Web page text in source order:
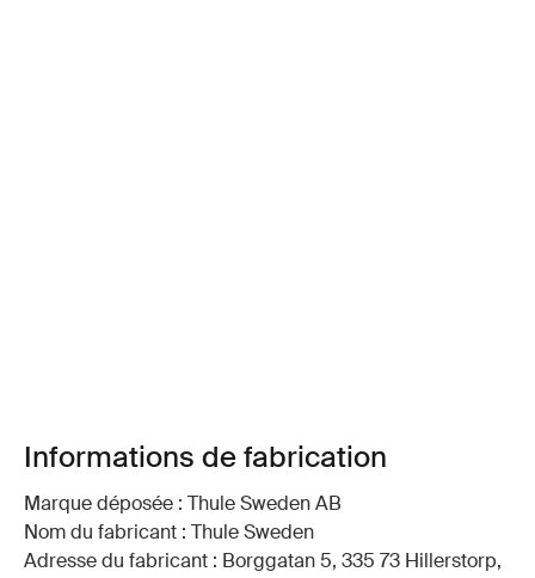
Informations de fabrication
Marque déposée : Thule Sweden AB
Nom du fabricant : Thule Sweden
Adresse du fabricant : Borggatan 5, 335 73 Hillerstorp,